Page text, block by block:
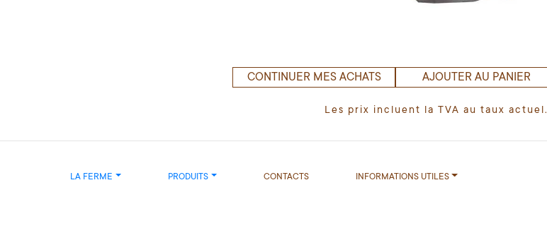
CONTINUER MES ACHATS AJOUTER AU PANIER
Les prix incluent la TVA au taux actuel.
LA FERME PRODUITS CONTACTS INFORMATIONS UTILES